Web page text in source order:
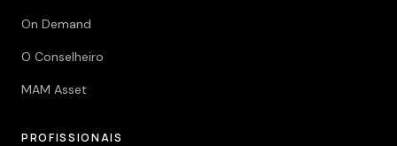
On Demand
O Conselheiro
MAM Asset
PROFISSIONAIS